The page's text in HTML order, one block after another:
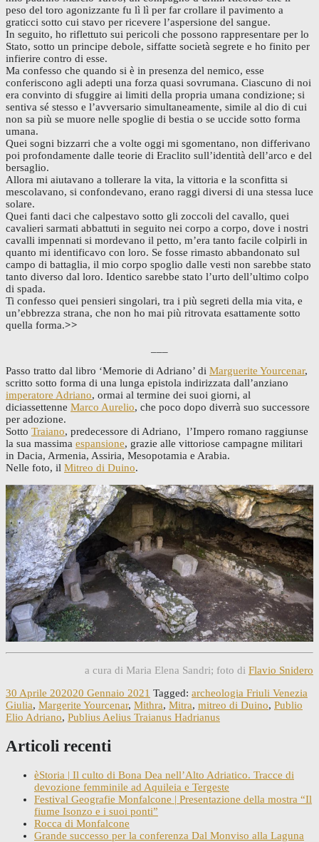
peso del toro agonizzante fu lì lì per far crollare il pavimento a
graticci sotto cui stavo per ricevere l’aspersione del sangue.
In seguito, ho riflettuto sui pericoli che possono rappresentare per lo
Stato, sotto un principe debole, siffatte società segrete e ho finito per
infierire contro di esse.
Ma confesso che quando si è in presenza del nemico, esse
conferiscono agli adepti una forza quasi sovrumana. Ciascuno di noi
era convinto di sfuggire ai limiti della propria umana condizione; si
sentiva sé stesso e l’avversario simultaneamente, simile al dio di cui
non sa più se muore nelle spoglie di bestia o se uccide sotto forma
umana.
Quei sogni bizzarri che a volte oggi mi sgomentano, non differivano
poi profondamente dalle teorie di Eraclito sull’identità dell’arco e del
bersaglio.
Allora mi aiutavano a tollerare la vita, la vittoria e la sconfitta si
mescolavano, si confondevano, erano raggi diversi di una stessa luce
solare.
Quei fanti daci che calpestavo sotto gli zoccoli del cavallo, quei
cavalieri sarmati abbattuti in seguito nei corpo a corpo, dove i nostri
cavalli impennati si mordevano il petto, m’era tanto facile colpirli in
quanto mi identificavo con loro. Se fosse rimasto abbandonato sul
campo di battaglia, il mio corpo spoglio dalle vesti non sarebbe stato
tanto diverso dal loro. Identico sarebbe stato l’urto dell’ultimo colpo
di spada.
Ti confesso quei pensieri singolari, tra i più segreti della mia vita, e
un’ebbrezza strana, che non ho mai più ritrovata esattamente sotto
quella forma.>>
Passo tratto dal libro ‘Memorie di Adriano’ di Marguerite Yourcenar,
scritto sotto forma di una lunga epistola indirizzata dall’anziano
imperatore Adriano, ormai al termine dei suoi giorni, al
diciassettenne Marco Aurelio, che poco dopo diverrà suo successore
per adozione.
Sotto Traiano, predecessore di Adriano, l’Impero romano raggiunse
la sua massima espansione, grazie alle vittoriose campagne militari
in Dacia, Armenia, Assiria, Mesopotamia e Arabia.
Nelle foto, il Mitreo di Duino.
a cura di Maria Elena Sandri; foto di Flavio Snidero
30 Aprile 202020 Gennaio 2021 Tagged: archeologia Friuli Venezia
Giulia, Margerite Yourcenar, Mithra, Mitra, mitreo di Duino, Publio
Elio Adriano, Publius Aelius Traianus Hadrianus
Articoli recenti
èStoria | Il culto di Bona Dea nell’Alto Adriatico. Tracce di
devozione femminile ad Aquileia e Tergeste
Festival Geografie Monfalcone | Presentazione della mostra “Il
fiume Isonzo e i suoi ponti”
Rocca di Monfalcone
Grande successo per la conferenza Dal Monviso alla Laguna